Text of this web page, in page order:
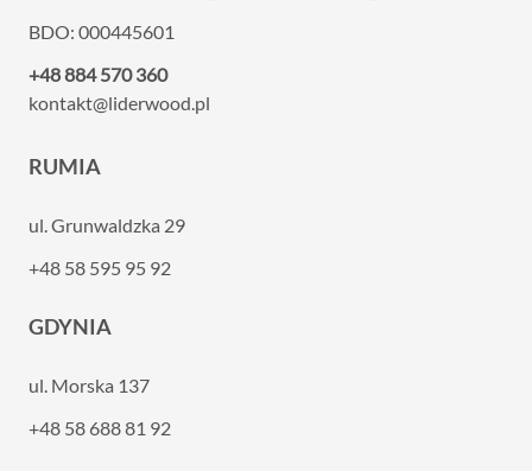
BDO: 000445601
+48 884 570 360
kontakt@liderwood.pl
RUMIA
ul. Grunwaldzka 29
+48 58 595 95 92
GDYNIA
ul. Morska 137
+48 58 688 81 92